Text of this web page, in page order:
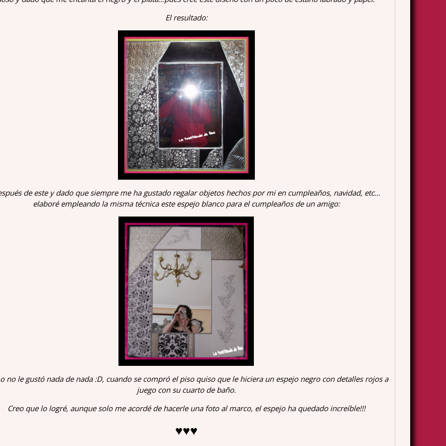
El resultado:
de este y dado que siempre me ha gustado regalar objetos hechos por mi en cumpleaños, navidad, etc…
elaboré empleando la misma técnica este espejo blanco para el cumpleaños de un amigo:
no le gustó nada de nada :D, cuando se compró el piso quiso que le hiciera un espejo negro con detalles rojos a
juego con su cuarto de baño.
Creo que lo logré, aunque solo me acordé de hacerle una foto al marco, el espejo ha quedado increíble!!!
♥♥♥